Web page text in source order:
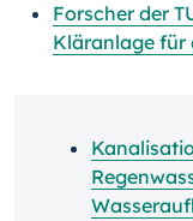
Forscher der
Kläranlage für